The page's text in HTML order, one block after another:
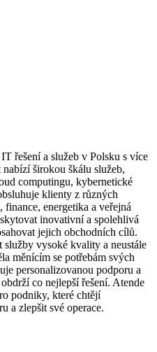
řešení a služeb v Polsku s více
širokou škálu služeb,
computingu, kybernetické
klienty z různých
energetika a veřejná
inovativní a spolehlivá
jejich obchodních cílů.
služby vysoké kvality a neustále
měnícím se potřebám svých
personalizovanou podporu a
co nejlepší řešení. Atende
podniky, které chtějí
a zlepšit své operace.